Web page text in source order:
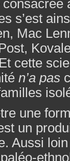
s’est
Mac
cette
n’a pas
une
un
Aussi